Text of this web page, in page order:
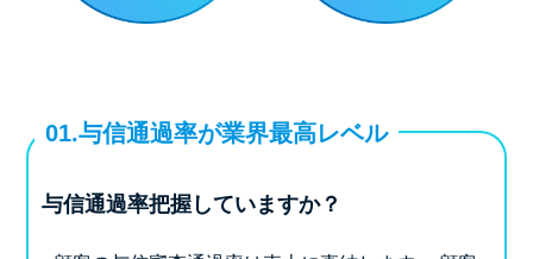
01.与信通過率が業界最高レベル
与信通過率把握していますか？